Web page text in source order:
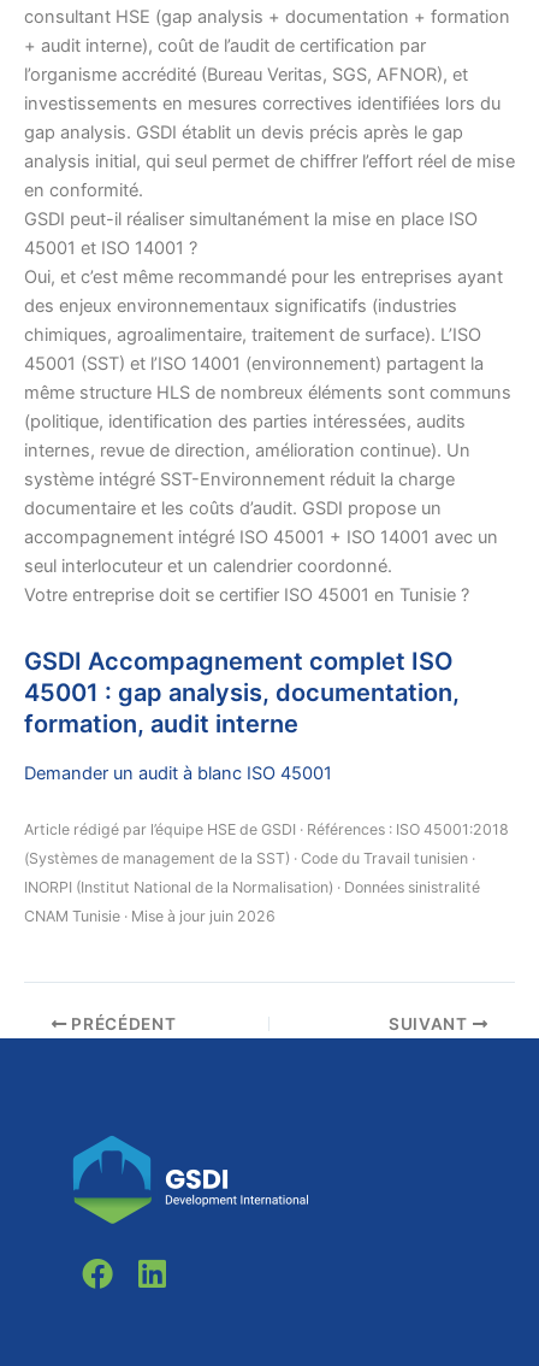
consultant HSE (gap analysis + documentation + formation
+ audit interne), coût de l’audit de certification par
l’organisme accrédité (Bureau Veritas, SGS, AFNOR), et
investissements en mesures correctives identifiées lors du
gap analysis. GSDI établit un devis précis après le gap
analysis initial, qui seul permet de chiffrer l’effort réel de mise
en conformité.
GSDI peut-il réaliser simultanément la mise en place ISO
45001 et ISO 14001 ?
Oui, et c’est même recommandé pour les entreprises ayant
des enjeux environnementaux significatifs (industries
chimiques, agroalimentaire, traitement de surface). L’ISO
45001 (SST) et l’ISO 14001 (environnement) partagent la
même structure HLS de nombreux éléments sont communs
(politique, identification des parties intéressées, audits
internes, revue de direction, amélioration continue). Un
système intégré SST-Environnement réduit la charge
documentaire et les coûts d’audit. GSDI propose un
accompagnement intégré ISO 45001 + ISO 14001 avec un
seul interlocuteur et un calendrier coordonné.
Votre entreprise doit se certifier ISO 45001 en Tunisie ?
GSDI Accompagnement complet ISO
45001 : gap analysis, documentation,
formation, audit interne
Demander un audit à blanc ISO 45001
Article rédigé par l’équipe HSE de GSDI · Références : ISO 45001:2018
(Systèmes de management de la SST) · Code du Travail tunisien ·
INORPI (Institut National de la Normalisation) · Données sinistralité
CNAM Tunisie · Mise à jour juin 2026
PRÉCÉDENT SUIVANT
F
a
L
i